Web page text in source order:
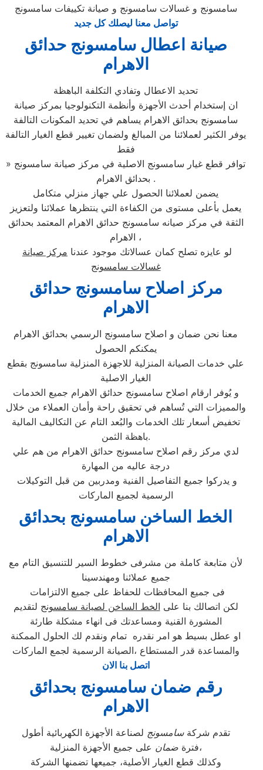
سامسونج و غسالات سامسونج و صيانة تكييفات سامسونج
تواصل معنا ليصلك كل جديد
صيانة اعطال سامسونج حدائق
الاهرام
تحديد الاعطال وتفادي التكلفة الباهظة
ان إستخدام أحدث الأجهزة وأنظمة التكنولوجيا بمركز صيانة
سامسونج بحدائق الاهرام يساهم في تحديد المكونات التالفة
يوفر الكثير لعملائنا من المبالغ ولضمان تغيير قطع الغيار التالفة
فقط
» توافر قطع غيار سامسونج الاصلية في مركز صيانة سامسونج
بحدائق الاهرام .
يضمن لعملائنا الحصول علي جهاز منزلي متكامل
يعمل بأعلى مستوى من الكفاءة التي ينتظرها عملائنا ولتعزيز
الثقة في مركز صيانه سامسونج حدائق الاهرام المعتمد بحدائق
الاهرام ،
لو عايزه تصلح كمان عسالاتك موجود عندنا مركز صيانة
غسالات سامسونج
مركز اصلاح سامسونج حدائق
الاهرام
معنا نحن ضمان و اصلاح سامسونج الرسمي بحدائق الاهرام
يمكنكم الحصول
علي خدمات الصيانة المنزلية للاجهزة المنزلية سامسونج بقطع
الغيار الاصلية
و يُوفر ارقام اصلاح سامسونج حدائق الاهرام جميع الخدمات
والمميزات التي تُساهم في تحقيق راحة وأمان العملاء من خلال
تخفيض أسعار تلك الخدمات والبُعد التام عن التكاليف المالية
باهظة الثمن.
لدي مركز رقم اصلاح سامسونج حدائق الاهرام من هم علي
درجة عاليه من المهارة
الرسمية لجميع الماركات
الخط الساخن سامسونج بحدائق
الاهرام
لأن متابعة كاملة من مشرفى خطوط السير للتنسيق التام مع
جميع عملائنا ومهندسينا
فى جميع المحافظات للحفاظ على جميع الالتزامات
لكن اتصالك بنا على الخط الساخن لصيانة سامسونج لتقديم
المشورة القنية ومساعدتك فى انهاء مشكلة طارئة
او عطل بسيط هو امر نقدره تمام ونقدم لك الحلول الممكنة
والمساعدة قدر المستطاع ،الصيانة الرسمية لجمع الماركات
اتصل بنا الان
رقم ضمان سامسونج بحدائق
الاهرام
تقدم شركةسامسونج لصناعة الأجهزة الكهربائية أطول
فترةضمان
على جميع الأجهزة المنزلية،
وكذلك قطع الغيار الأصلية، جميعها تضمنها الشركة